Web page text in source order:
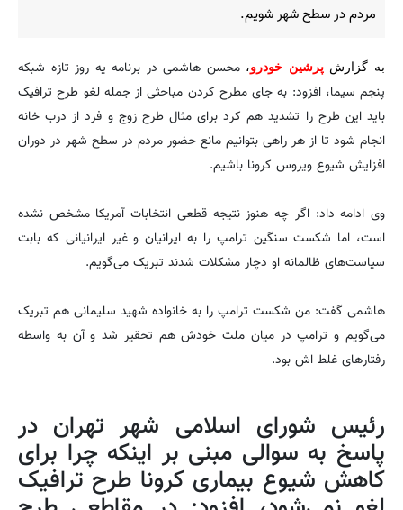
مردم در سطح شهر شویم.
به گزارش پرشین خودرو،محسن هاشمی در برنامه یه روز تازه شبکه
پنجم سیما، افزود: به جای مطرح کردن مباحثی از جمله لغو طرح ترافیک
باید این طرح را تشدید هم کرد برای مثال طرح زوج و فرد از درب خانه
انجام شود تا از هر راهی بتوانیم مانع حضور مردم در سطح شهر در دوران
افزایش شیوع ویروس کرونا باشیم.
وی ادامه داد: اگر چه هنوز نتیجه قطعی انتخابات آمریکا مشخص نشده
است، اما شکست سنگین ترامپ را به ایرانیان و غیر ایرانیانی که بابت
سیاست‌های ظالمانه او دچار مشکلات شدند تبریک می‌گویم.
هاشمی گفت: من شکست ترامپ را به خانواده شهید سلیمانی هم تبریک
می‌گویم و ترامپ در میان ملت خودش هم تحقیر شد و آن به واسطه
رفتار‌های غلط اش بود.
رئیس شورای اسلامی شهر تهران در
پاسخ به سوالی مبنی بر اینکه چرا برای
کاهش شیوع بیماری کرونا طرح ترافیک